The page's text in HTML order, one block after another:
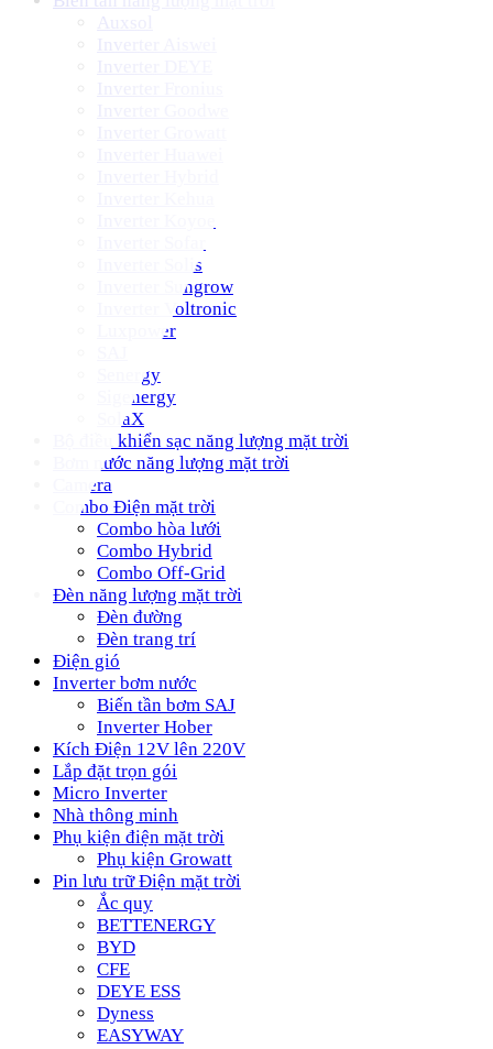
Auxsol
Inverter Solis
Inverter Sungrow
Inverter Voltronic
Luxpower
Senergy
Sigenergy
SolaX
Bộ điều khiển sạc năng lượng mặt trời
Bơm nước năng lượng mặt trời
Camera
Combo Điện mặt trời
Combo hòa lưới
Combo Hybrid
Combo Off-Grid
Đèn năng lượng mặt trời
Đèn đường
Đèn trang trí
Điện gió
Inverter bơm nước
Biến tần bơm SAJ
Inverter Hober
Kích Điện 12V lên 220V
Lắp đặt trọn gói
Micro Inverter
Nhà thông minh
Phụ kiện điện mặt trời
Phụ kiện Growatt
Pin lưu trữ Điện mặt trời
Ắc quy
BETTENERGY
BYD
CFE
DEYE ESS
Dyness
EASYWAY